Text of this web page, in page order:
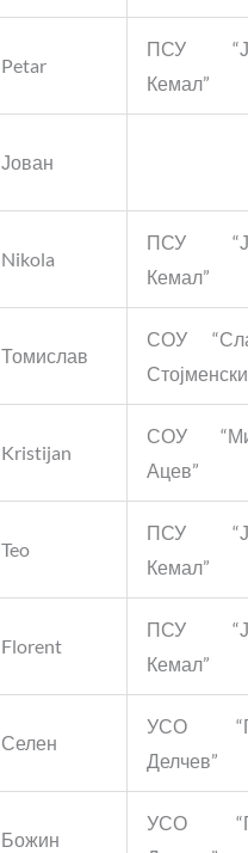
Petar
ПСУ
Кемал”
Јован
Nikola
ПСУ
Кемал”
Томислав
СОУ
Kristijan
СОУ
Ацев”
Teo
ПСУ
Кемал”
Florent
ПСУ
Кемал”
Селен
УСО
Делчев”
Божин
УСО